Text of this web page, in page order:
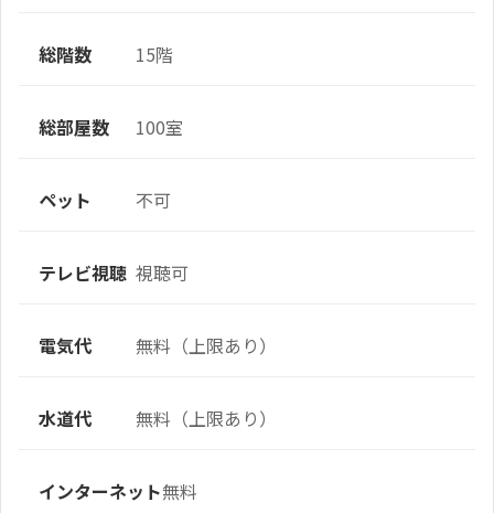
総階数 15階
総部屋数 100室
ペット 不可
テレビ視聴 視聴可
電気代 無料（上限あり）
水道代 無料（上限あり）
インターネット無料